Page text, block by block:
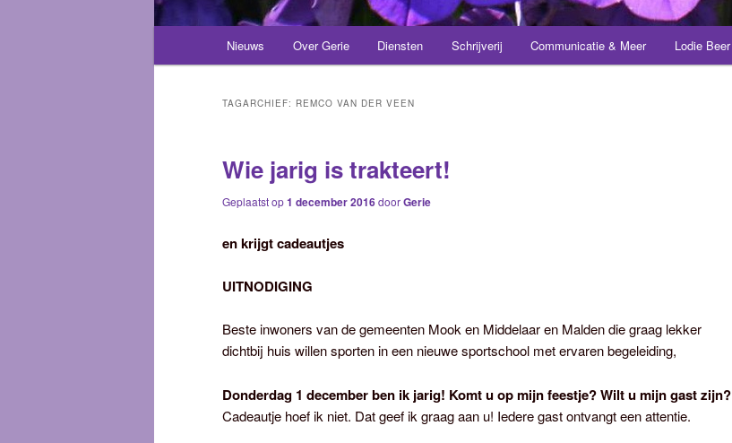
Spring
primaire
Spring
secundaire
Nieuws Over Gerie Diensten Schrijverij Communicatie & Meer Lodie Beer
TAGARCHIEF: REMCO VAN DER VEEN
Wie jarig is trakteert!
Geplaatst op1 december 2016doorGerie
en krijgt cadeautjes
UITNODIGING
Beste inwoners van de gemeenten Mook en Middelaar en Malden die graag lekker
dichtbij huis willen sporten in een nieuwe sportschool met ervaren begeleiding,
Donderdag 1 december ben ik jarig! Komt u op mijn feestje? Wilt u mijn gast zijn?
Cadeautje hoef ik niet. Dat geef ik graag aan u! Iedere gast ontvangt een attentie.